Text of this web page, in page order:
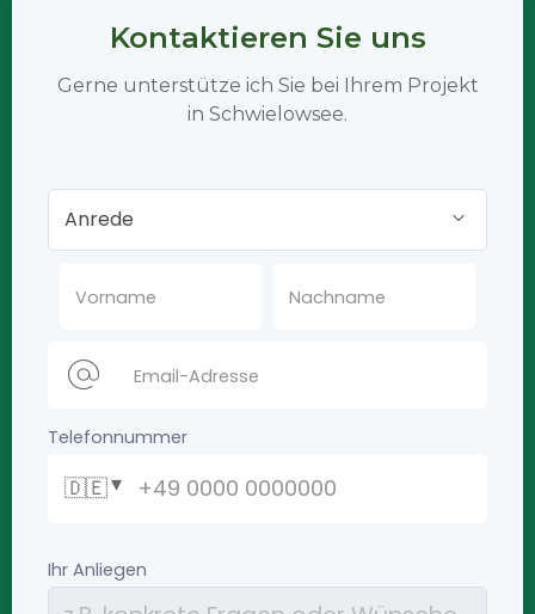
Kontaktieren Sie uns
Gerne unterstütze ich Sie bei Ihrem Projekt
in Schwielowsee.